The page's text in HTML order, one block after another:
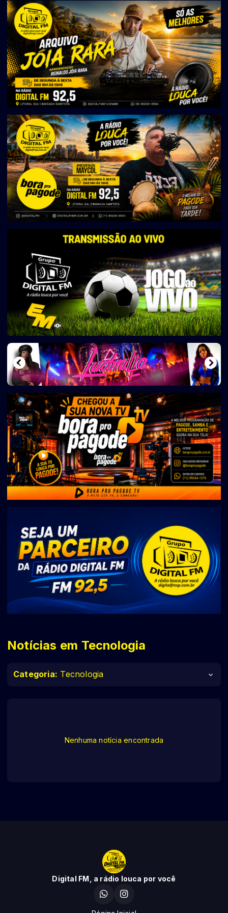
Notícias em Tecnologia
Categoria: Tecnologia
Nenhuma notícia encontrada
Digital FM, a rádio louca por você